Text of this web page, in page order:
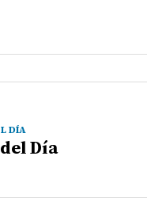
DÍA
Día